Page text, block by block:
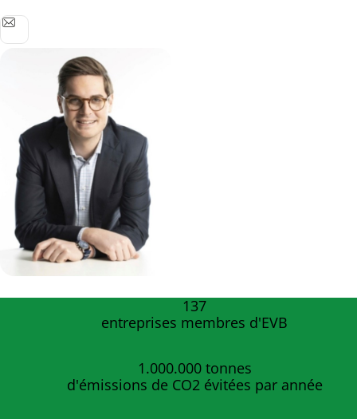
entreprises membres d'EVB
137
d'émissions de CO2 évitées par année
1.000.000 tonnes